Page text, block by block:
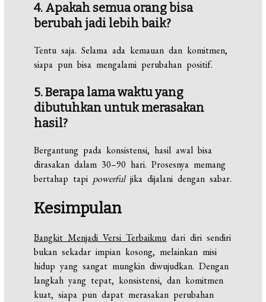
4. Apakah semua orang bisa
berubah jadi lebih baik?
Tentu saja. Selama ada kemauan dan komitmen,
siapa pun bisa mengalami perubahan positif.
5. Berapa lama waktu yang
dibutuhkan untuk merasakan
hasil?
Bergantung pada konsistensi, hasil awal bisa
dirasakan dalam 30–90 hari. Prosesnya memang
bertahap tapi powerfuljika dijalani dengan sabar.
Kesimpulan
Bangkit Menjadi Versi Terbaikmu dari diri sendiri
bukan sekadar impian kosong, melainkan misi
hidup yang sangat mungkin diwujudkan. Dengan
langkah yang tepat, konsistensi, dan komitmen
kuat, siapa pun dapat merasakan perubahan